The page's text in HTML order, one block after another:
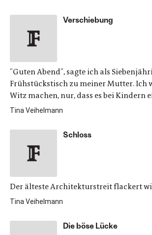
Verschiebung
"Guten Abend", sagte ich als
Frühstückstisch zu meiner Mutter. Ich
Witz machen, nur, dass es bei Kindern
Tina Veihelmann
Schloss
Der älteste Architekturstreit flackert
Tina Veihelmann
Die böse Lücke